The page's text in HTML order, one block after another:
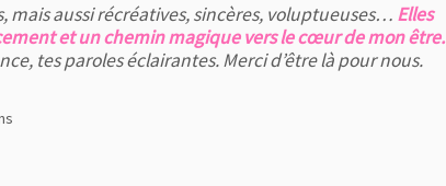
mais aussi récréatives, sincères, voluptueuses… Elles
et un chemin magique vers le cœur de mon être.
tes paroles éclairantes. Merci d’être là pour nous.